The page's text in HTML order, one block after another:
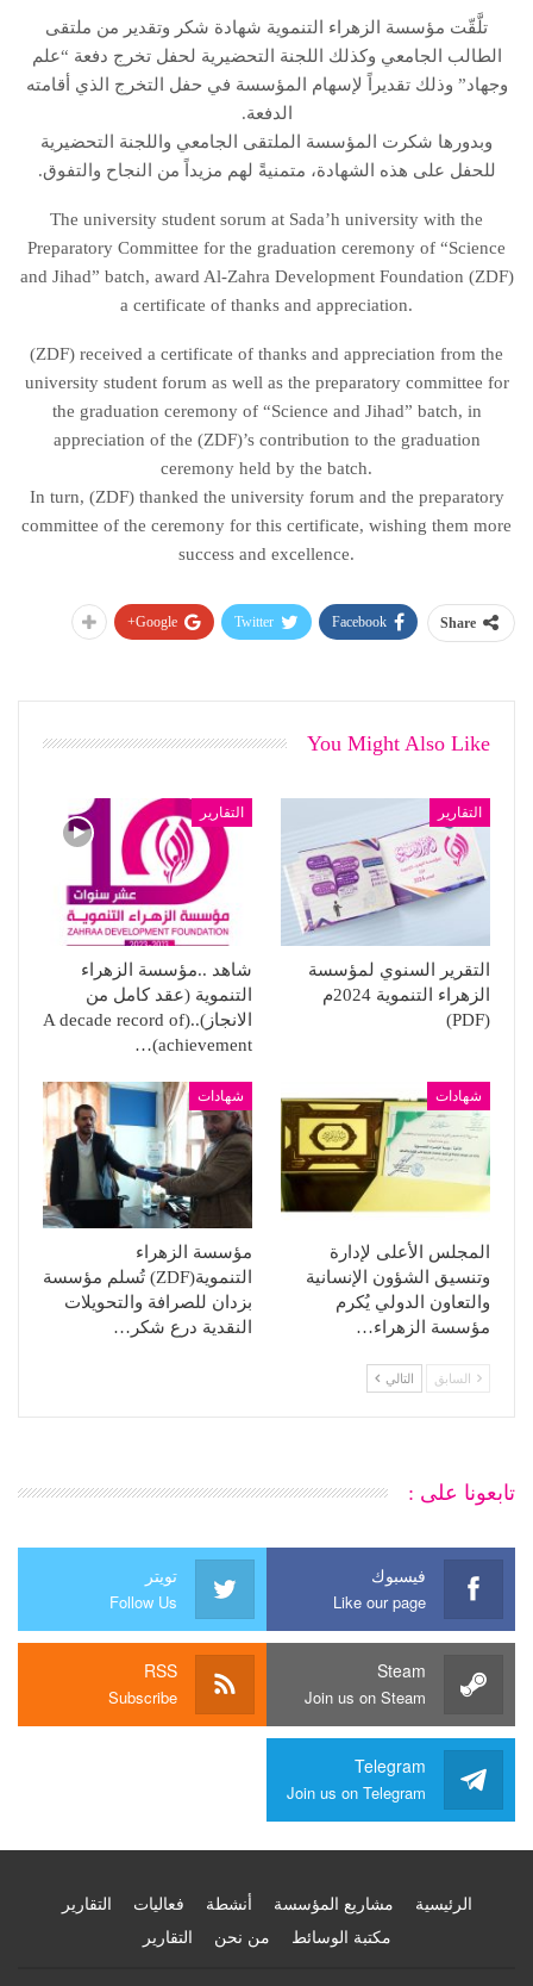
تلَّقّت مؤسسة الزهراء التنموية شهادة شكر وتقدير من ملتقى
الطالب الجامعي وكذلك اللجنة التحضيرية لحفل تخرج دفعة “علم
وجهاد” وذلك تقديراً لإسهام المؤسسة في حفل التخرج الذي أقامته
الدفعة.
وبدورها شكرت المؤسسة الملتقى الجامعي واللجنة التحضيرية
للحفل على هذه الشهادة، متمنيةً لهم مزيداً من النجاح والتفوق.
The university student sorum at Sada’h university with the
Preparatory Committee for the graduation ceremony of “Science
and Jihad” batch, award Al-Zahra Development Foundation (ZDF)
a certificate of thanks and appreciation.
(ZDF) received a certificate of thanks and appreciation from the
university student forum as well as the preparatory committee for
the graduation ceremony of “Science and Jihad” batch, in
appreciation of the (ZDF)’s contribution to the graduation
ceremony held by the batch.
In turn, (ZDF) thanked the university forum and the preparatory
committee of the ceremony for this certificate, wishing them more
success and excellence.
Share
Facebook
Twitter
Google+
You Might Also Like
التقارير
التقرير السنوي لمؤسسة
الزهراء التنموية 2024م
(PDF)
التقارير
شاهد ..مؤسسة الزهراء
التنموية (عقد كامل من
الانجاز)..(A decade record of
achievement)…
شهادات
المجلس الأعلى لإدارة
وتنسيق الشؤون الإنسانية
والتعاون الدولي يُكرم
مؤسسة الزهراء…
شهادات
مؤسسة الزهراء
التنموية(ZDF) تُسلم مؤسسة
بزدان للصرافة والتحويلات
النقدية درع شكر…
السابق التالي
تابعونا على :
فيسبوك
Like our page
تويتر
Follow Us
Steam
Join us on Steam
RSS
Subscribe
Telegram
Join us on Telegram
الرئيسية مشاريع المؤسسة أنشطة فعاليات
التقارير
مكتبة الوسائط
من نحن التقارير